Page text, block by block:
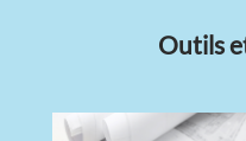
Outils